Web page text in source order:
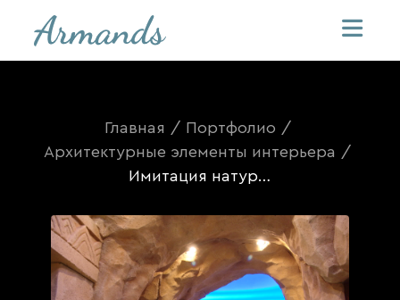
Главная / Портфолио /
Архитектурные элементы интерьера /
Имитация натурального камня из арт-бетона